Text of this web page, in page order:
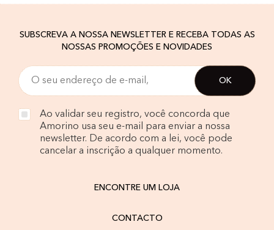
SUBSCREVA A NOSSA NEWSLETTER E RECEBA TODAS AS
NOSSAS PROMOÇÕES E NOVIDADES
Ao validar seu registro, você concorda que
Amorino usa seu e-mail para enviar a nossa
newsletter. De acordo com a lei, você pode
cancelar a inscrição a qualquer momento.
ENCONTRE UM LOJA
CONTACTO